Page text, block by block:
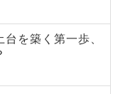
を築く第一歩、